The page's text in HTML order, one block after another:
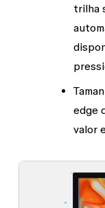
trilha
edge
valor